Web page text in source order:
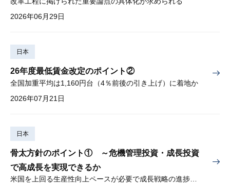
2026年06月29日
日本
26年度最低賃金改定のポイント②
全国加重平均は1,160円台（4％前後の引き上げ）に着地か
2026年07月21日
日本
骨太方針のポイント① ～危機管理投資・成長投資
で高成長を実現できるか
米国を上回る生産性向上ペースが必要で成長戦略の進捗管理も課題